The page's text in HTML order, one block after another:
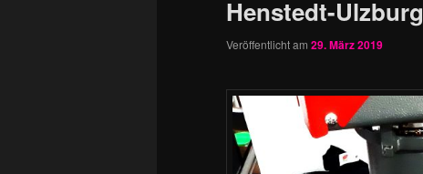
Henstedt-Ulzburg
Veröffentlicht am 29. März 2019